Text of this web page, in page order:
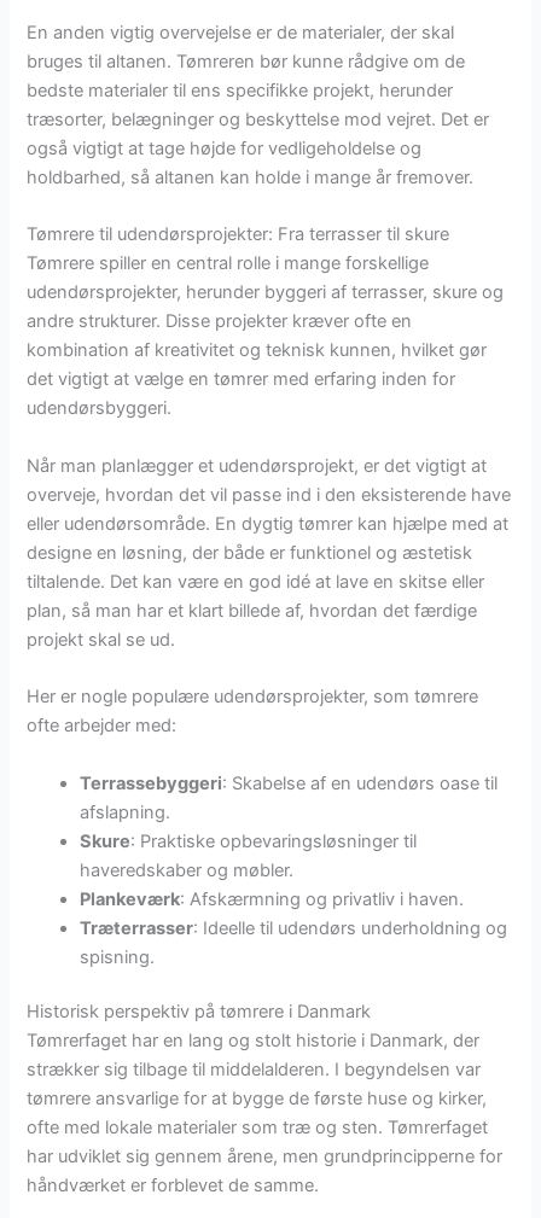
En anden vigtig overvejelse er de materialer, der skal
bruges til altanen. Tømreren bør kunne rådgive om de
bedste materialer til ens specifikke projekt, herunder
træsorter, belægninger og beskyttelse mod vejret. Det er
også vigtigt at tage højde for vedligeholdelse og
holdbarhed, så altanen kan holde i mange år fremover.
Tømrere til udendørsprojekter: Fra terrasser til skure
Tømrere spiller en central rolle i mange forskellige
udendørsprojekter, herunder byggeri af terrasser, skure og
andre strukturer. Disse projekter kræver ofte en
kombination af kreativitet og teknisk kunnen, hvilket gør
det vigtigt at vælge en tømrer med erfaring inden for
udendørsbyggeri.
Når man planlægger et udendørsprojekt, er det vigtigt at
overveje, hvordan det vil passe ind i den eksisterende have
eller udendørsområde. En dygtig tømrer kan hjælpe med at
designe en løsning, der både er funktionel og æstetisk
tiltalende. Det kan være en god idé at lave en skitse eller
plan, så man har et klart billede af, hvordan det færdige
projekt skal se ud.
Her er nogle populære udendørsprojekter, som tømrere
ofte arbejder med:
Terrassebyggeri: Skabelse af en udendørs oase til
afslapning.
Skure: Praktiske opbevaringsløsninger til
haveredskaber og møbler.
Plankeværk: Afskærmning og privatliv i haven.
Træterrasser: Ideelle til udendørs underholdning og
spisning.
Historisk perspektiv på tømrere i Danmark
Tømrerfaget har en lang og stolt historie i Danmark, der
strækker sig tilbage til middelalderen. I begyndelsen var
tømrere ansvarlige for at bygge de første huse og kirker,
ofte med lokale materialer som træ og sten. Tømrerfaget
har udviklet sig gennem årene, men grundprincipperne for
håndværket er forblevet de samme.